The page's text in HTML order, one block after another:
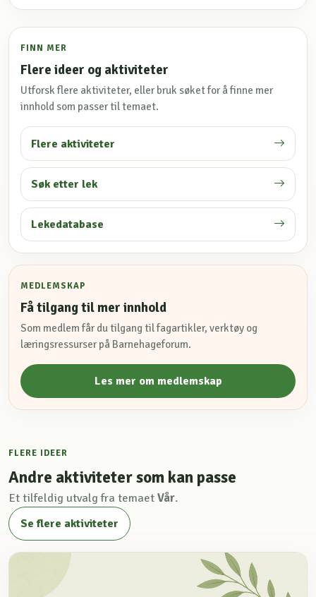
FINN MER
Flere ideer og aktiviteter
Utforsk flere aktiviteter, eller bruk søket for å finne mer
innhold som passer til temaet.
Flere aktiviteter
Søk etter lek
Lekedatabase
MEDLEMSKAP
Få tilgang til mer innhold
Som medlem får du tilgang til fagartikler, verktøy og
læringsressurser på Barnehageforum.
Les mer om medlemskap
FLERE IDEER
Andre aktiviteter som kan passe
Et tilfeldig utvalg fra temaet Vår.
Se flere aktiviteter